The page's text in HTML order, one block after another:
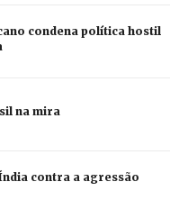
condena política hostil
na mira
contra a agressão